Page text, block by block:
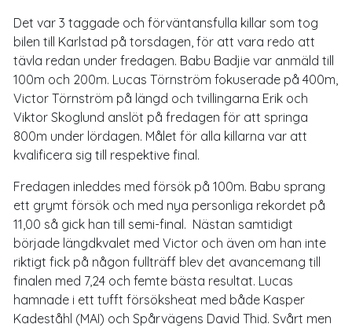
Det var 3 taggade och förväntansfulla killar som tog
bilen till Karlstad på torsdagen, för att vara redo att
tävla redan under fredagen. Babu Badjie var anmäld till
100m och 200m. Lucas Törnström fokuserade på 400m,
Victor Törnström på längd och tvillingarna Erik och
Viktor Skoglund anslöt på fredagen för att springa
800m under lördagen. Målet för alla killarna var att
kvalificera sig till respektive final.
Fredagen inleddes med försök på 100m. Babu sprang
ett grymt försök och med nya personliga rekordet på
11,00 så gick han till semi-final. Nästan samtidigt
började längdkvalet med Victor och även om han inte
riktigt fick på någon fullträff blev det avancemang till
finalen med 7,24 och femte bästa resultat. Lucas
hamnade i ett tufft försöksheat med både Kasper
Kadeståhl (MAI) och Spårvägens David Thid. Svårt men